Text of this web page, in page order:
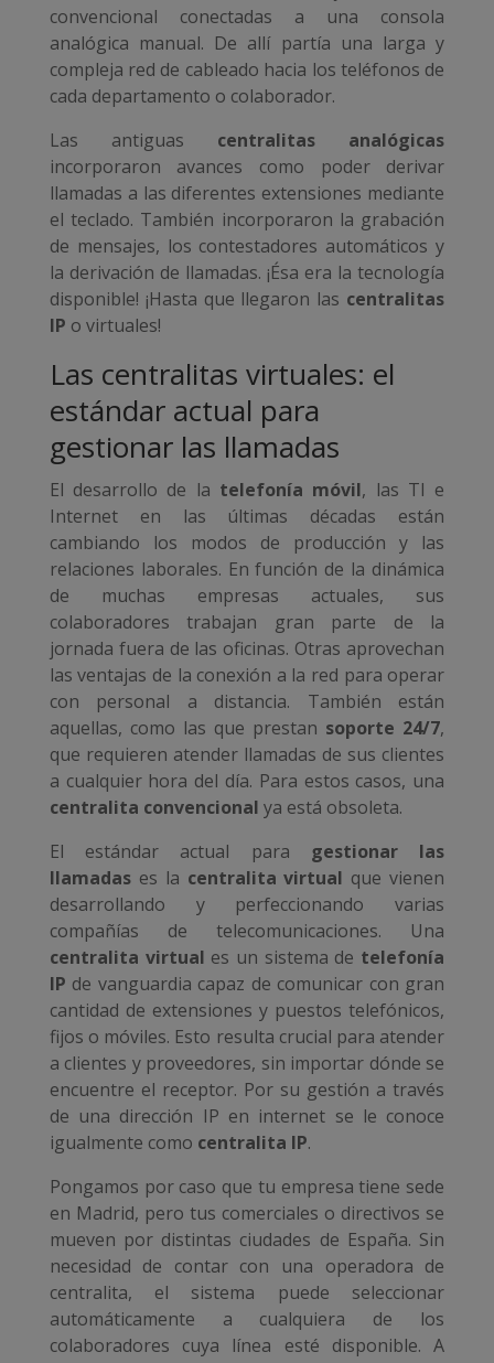
convencional conectadas a una consola
analógica manual. De allí partía una larga y
compleja red de cableado hacia los teléfonos de
cada departamento o colaborador.
Las antiguas centralitas analógicas
incorporaron avances como poder derivar
llamadas a las diferentes extensiones mediante
el teclado. También incorporaron la grabación
de mensajes, los contestadores automáticos y
la derivación de llamadas. ¡Ésa era la tecnología
disponible! ¡Hasta que llegaron las centralitas
IP o virtuales!
Las centralitas virtuales: el
estándar actual para
gestionar las llamadas
El desarrollo de la telefonía móvil, las TI e
Internet en las últimas décadas están
cambiando los modos de producción y las
relaciones laborales. En función de la dinámica
de muchas empresas actuales, sus
colaboradores trabajan gran parte de la
jornada fuera de las oficinas. Otras aprovechan
las ventajas de la conexión a la red para operar
con personal a distancia. También están
aquellas, como las que prestan soporte 24/7,
que requieren atender llamadas de sus clientes
a cualquier hora del día. Para estos casos, una
centralita convencional ya está obsoleta.
El estándar actual para gestionar las
llamadases la centralita virtual que vienen
desarrollando y perfeccionando varias
compañías de telecomunicaciones. Una
centralita virtual es un sistema de telefonía
IP de vanguardia capaz de comunicar con gran
cantidad de extensiones y puestos telefónicos,
fijos o móviles. Esto resulta crucial para atender
a clientes y proveedores, sin importar dónde se
encuentre el receptor. Por su gestión a través
de una dirección IP en internet se le conoce
igualmente como centralita IP.
Pongamos por caso que tu empresa tiene sede
en Madrid, pero tus comerciales o directivos se
mueven por distintas ciudades de España. Sin
necesidad de contar con una operadora de
centralita, el sistema puede seleccionar
automáticamente a cualquiera de los
colaboradores cuya línea esté disponible. A